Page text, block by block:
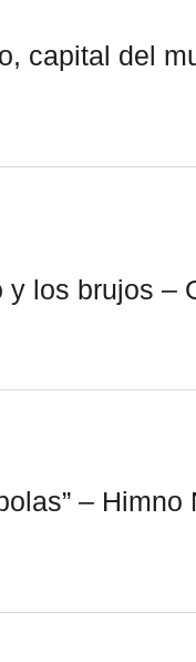
capital del
y los brujos –
– Himno